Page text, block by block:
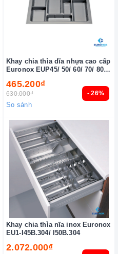
- 26%
Khay chia thìa dĩa nhựa cao cấp
Euronox EUP45/ 50/ 60/ 70/ 80/
465.200₫
630.000₫
So sánh
Khay chia thìa nĩa inox Euronox
EU1-I45B.304/ I50B.304
2.072.000₫